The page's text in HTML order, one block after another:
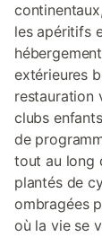
les apéritifs
extérieures
restauration
clubs
de
tout au long
plantés de
ombragées
où la vie se